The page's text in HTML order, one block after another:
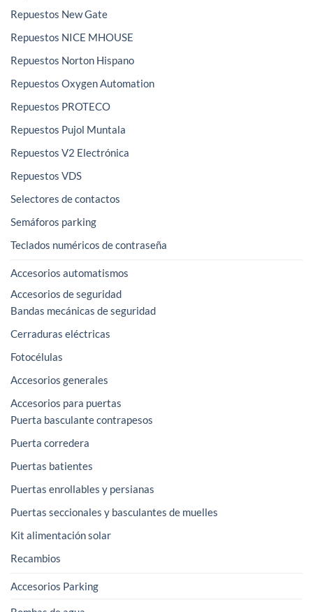
Repuestos New Gate
Repuestos NICE MHOUSE
Repuestos Norton Hispano
Repuestos Oxygen Automation
Repuestos PROTECO
Repuestos Pujol Muntala
Repuestos V2 Electrónica
Repuestos VDS
Selectores de contactos
Semáforos parking
Teclados numéricos de contraseña
Accesorios automatismos
Accesorios de seguridad
Bandas mecánicas de seguridad
Cerraduras eléctricas
Fotocélulas
Accesorios generales
Accesorios para puertas
Puerta basculante contrapesos
Puerta corredera
Puertas batientes
Puertas enrollables y persianas
Puertas seccionales y basculantes de muelles
Kit alimentación solar
Recambios
Accesorios Parking